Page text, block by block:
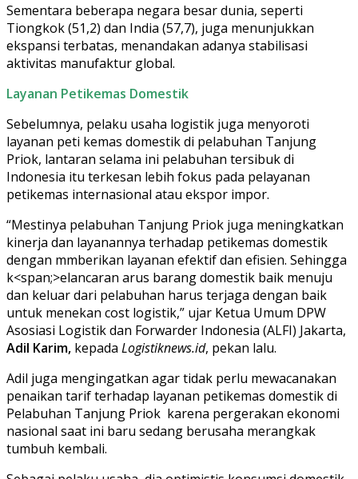
Sementara beberapa negara besar dunia, seperti
Tiongkok (51,2) dan India (57,7), juga menunjukkan
ekspansi terbatas, menandakan adanya stabilisasi
aktivitas manufaktur global.
Layanan Petikemas Domestik
Sebelumnya, pelaku usaha logistik juga menyoroti
layanan peti kemas domestik di pelabuhan Tanjung
Priok, lantaran selama ini pelabuhan tersibuk di
Indonesia itu terkesan lebih fokus pada pelayanan
petikemas internasional atau ekspor impor.
“Mestinya pelabuhan Tanjung Priok juga meningkatkan
kinerja dan layanannya terhadap petikemas domestik
dengan mmberikan layanan efektif dan efisien. Sehingga
k<span;>elancaran arus barang domestik baik menuju
dan keluar dari pelabuhan harus terjaga dengan baik
untuk menekan cost logistik,” ujar Ketua Umum DPW
Asosiasi Logistik dan Forwarder Indonesia (ALFI) Jakarta,
Adil Karim, kepada Logistiknews.id, pekan lalu.
Adil juga mengingatkan agar tidak perlu mewacanakan
penaikan tarif terhadap layanan petikemas domestik di
Pelabuhan Tanjung Priok karena pergerakan ekonomi
nasional saat ini baru sedang berusaha merangkak
tumbuh kembali.